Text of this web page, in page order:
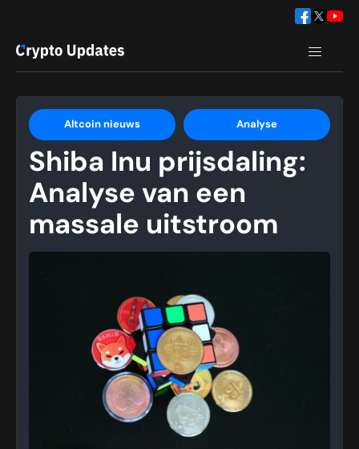
Altcoin nieuws Analyse
Shiba Inu prijsdaling:
Analyse van een
massale uitstroom